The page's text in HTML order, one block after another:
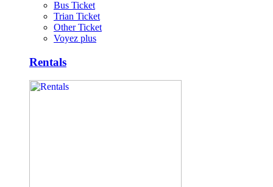
Bus Ticket
Trian Ticket
Other Ticket
Voyez plus
Rentals